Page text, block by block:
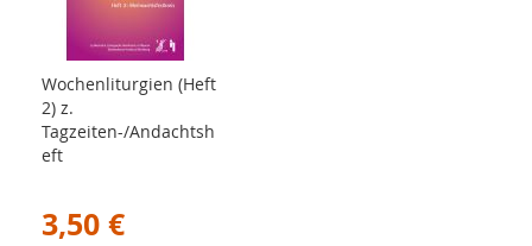
Wochenliturgien (Heft
2) z.
Tagzeiten-/Andachtsh
eft
3,50 €